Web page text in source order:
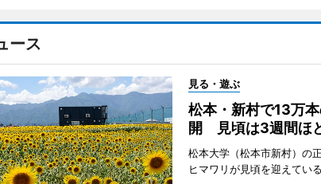
ース
見る・遊ぶ
松本・新村で13万
開 見頃は3週間ほ
松本大学（松本市新村）の
ヒマワリが見頃を迎えている